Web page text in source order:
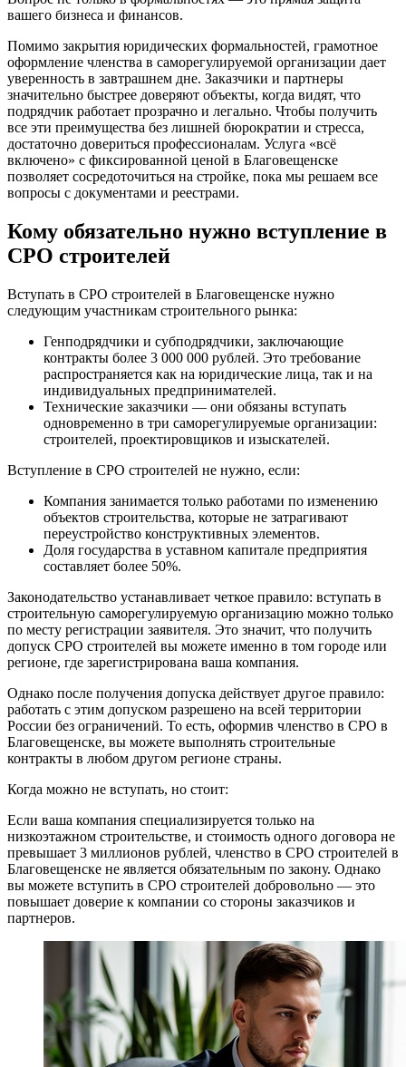
вашего бизнеса и финансов.
Помимо закрытия юридических формальностей, грамотное
оформление членства в саморегулируемой организации дает
уверенность в завтрашнем дне. Заказчики и партнеры
значительно быстрее доверяют объекты, когда видят, что
подрядчик работает прозрачно и легально. Чтобы получить
все эти преимущества без лишней бюрократии и стресса,
достаточно довериться профессионалам. Услуга «всё
включено» с фиксированной ценой в Благовещенске
позволяет сосредоточиться на стройке, пока мы решаем все
вопросы с документами и реестрами.
Кому обязательно нужно вступление в
СРО строителей
Вступать в СРО строителей в Благовещенске нужно
следующим участникам строительного рынка:
Генподрядчики и субподрядчики, заключающие
контракты более 3 000 000 рублей. Это требование
распространяется как на юридические лица, так и на
индивидуальных предпринимателей.
Технические заказчики — они обязаны вступать
одновременно в три саморегулируемые организации:
строителей, проектировщиков и изыскателей.
Вступление в СРО строителей не нужно, если:
Компания занимается только работами по изменению
объектов строительства, которые не затрагивают
переустройство конструктивных элементов.
Доля государства в уставном капитале предприятия
составляет более 50%.
Законодательство устанавливает четкое правило: вступать в
строительную саморегулируемую организацию можно только
по месту регистрации заявителя. Это значит, что получить
допуск СРО строителей вы можете именно в том городе или
регионе, где зарегистрирована ваша компания.
Однако после получения допуска действует другое правило:
работать с этим допуском разрешено на всей территории
России без ограничений. То есть, оформив членство в СРО в
Благовещенске, вы можете выполнять строительные
контракты в любом другом регионе страны.
Когда можно не вступать, но стоит:
Если ваша компания специализируется только на
низкоэтажном строительстве, и стоимость одного договора не
превышает 3 миллионов рублей, членство в СРО строителей в
Благовещенске не является обязательным по закону. Однако
вы можете вступить в СРО строителей добровольно — это
повышает доверие к компании со стороны заказчиков и
партнеров.